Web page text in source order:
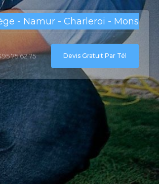
- Namur - Charleroi - Mons
75 62 75 Devis Gratuit Par Tél